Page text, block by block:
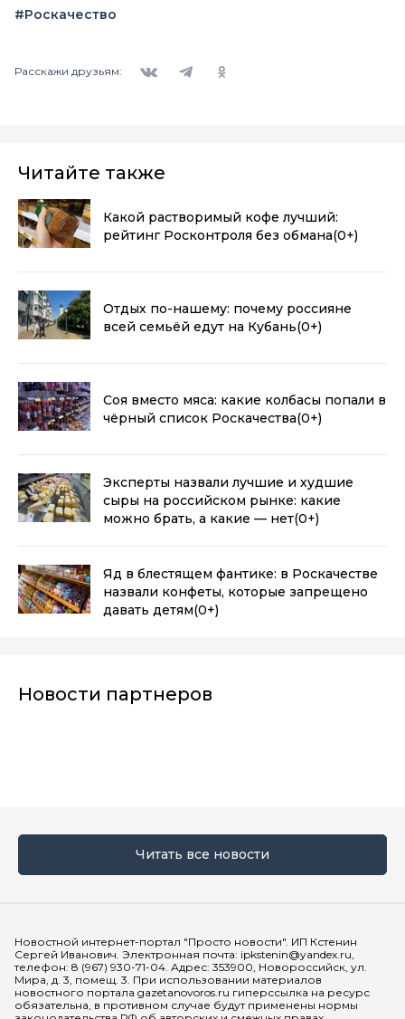
#Роскачество
Расскажи друзьям:
Читайте также
Какой растворимый кофе лучший:
рейтинг Росконтроля без обмана(0+)
Отдых по-нашему: почему россияне
всей семьёй едут на Кубань(0+)
Соя вместо мяса: какие колбасы попали в
чёрный список Роскачества(0+)
Эксперты назвали лучшие и худшие
сыры на российском рынке: какие
можно брать, а какие — нет(0+)
Яд в блестящем фантике: в Роскачестве
назвали конфеты, которые запрещено
давать детям(0+)
Новости партнеров
Читать все новости
Новостной интернет-портал "Просто новости". ИП Кстенин
Сергей Иванович. Электронная почта: ipkstenin@yandex.ru,
телефон: 8 (967) 930-71-04. Адрес: 353900, Новороссийск, ул.
Мира, д. 3, помещ. 3. При использовании материалов
новостного портала gazetanovoros.ru гиперссылка на ресурс
обязательна, в противном случае будут применены нормы